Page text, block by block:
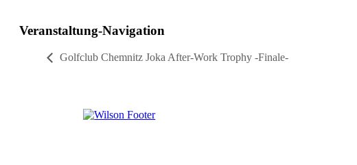
Veranstaltung-Navigation
Golfclub Chemnitz Joka After-Work Trophy -Finale-